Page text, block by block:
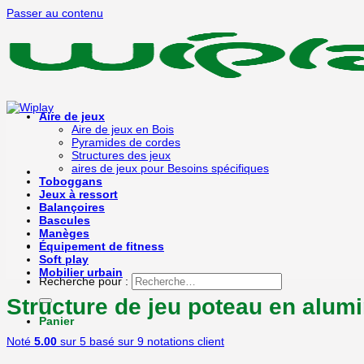
Passer au contenu
Recherche pour :
Panier
Aire de jeux
Aire de jeux en Bois
Pyramides de cordes
Structures des jeux
aires de jeux pour Besoins spécifiques
Toboggans
Jeux à ressort
Balançoires
Bascules
Manèges
Équipement de fitness
Soft play
Mobilier urbain
Structure de jeu poteau en
Noté 5.00 sur 5 basé sur 9 notations client